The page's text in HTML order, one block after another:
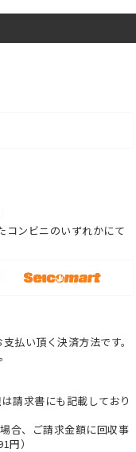
コンビニのいずれかにて
払い頂く決済方法です。
請求書にも記載しており
合、ご請求金額に回収事
円）